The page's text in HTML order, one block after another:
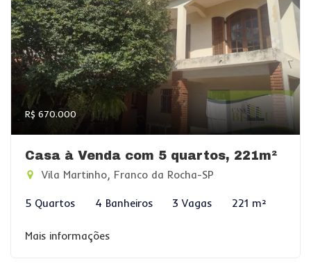
R$ 670.000
Casa à Venda com 5 quartos, 221m²
Vila Martinho, Franco da Rocha-SP
5 Quartos 4 Banheiros 3 Vagas 221 m²
Mais informações